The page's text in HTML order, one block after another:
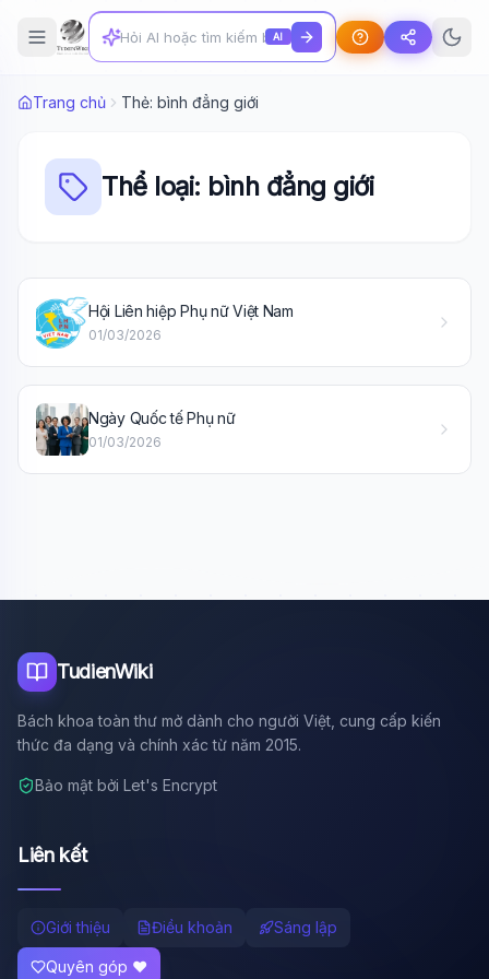
AI
Trang chủ Thẻ: bình đẳng giới
Thể loại: bình đẳng giới
Hội Liên hiệp Phụ nữ Việt Nam
01/03/2026
Ngày Quốc tế Phụ nữ
01/03/2026
TudienWiki
Bách khoa toàn thư mở dành cho người Việt, cung cấp kiến
thức đa dạng và chính xác từ năm 2015.
Bảo mật bởi Let's Encrypt
Liên kết
Giới thiệu Điều khoản Sáng lập
Quyên góp ❤️
🤖Wiki Trợ Lý
Sẵn sàng hỗ trợ